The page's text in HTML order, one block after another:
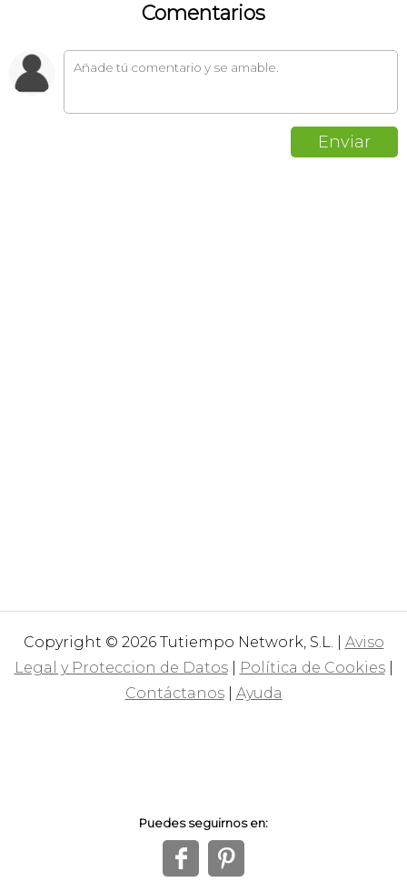
Comentarios
Copyright © 2026 Tutiempo Network, S.L. | Aviso
Legal y Proteccion de Datos| Política de Cookies|
Contáctanos| Ayuda
Puedes seguirnos en:
f 1